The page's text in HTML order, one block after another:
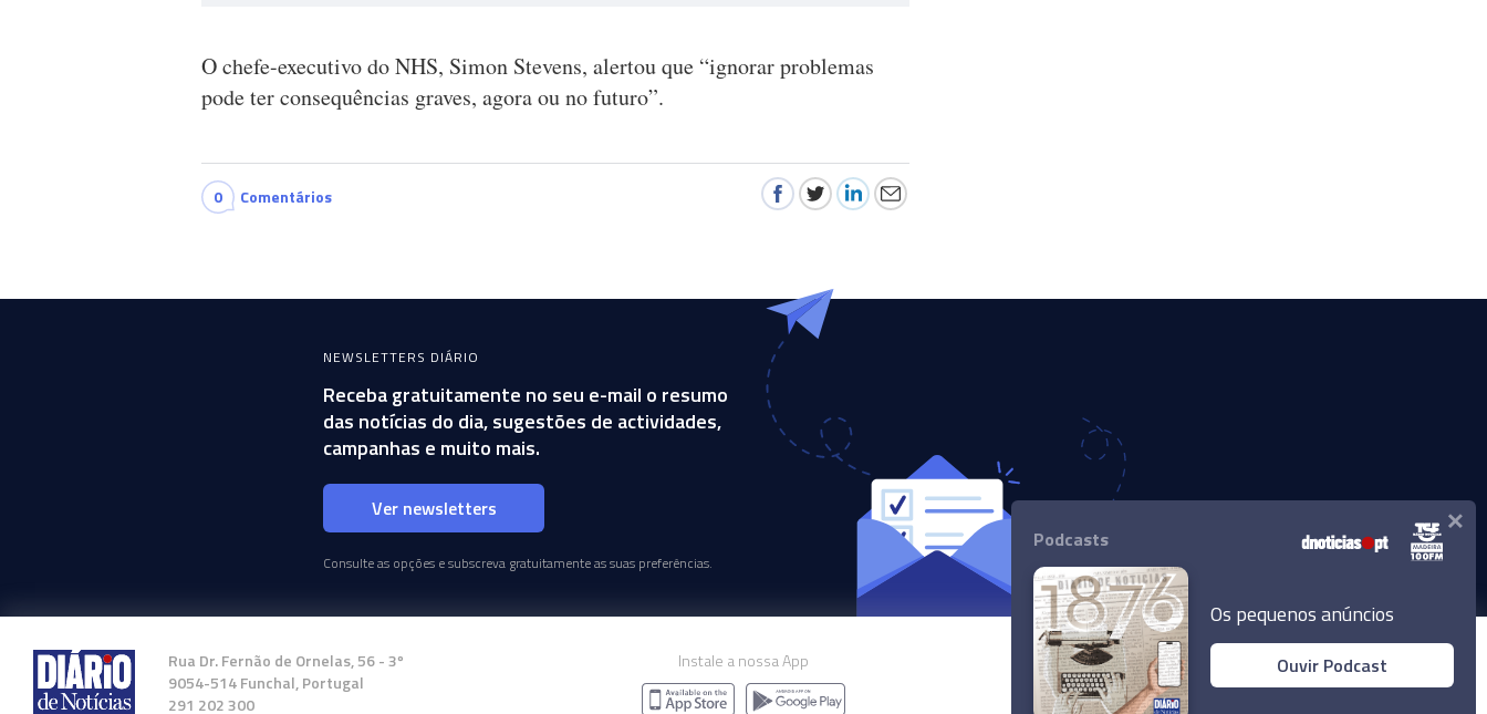
O chefe-executivo do NHS, Simon Stevens, alertou que “ignorar problemas
pode ter consequências graves, agora ou no futuro”.
0 Comentários
NEWSLETTERS DIÁRIO
Receba gratuitamente no seu e-mail o resumo
das notícias do dia, sugestões de actividades,
campanhas e muito mais.
Ver newsletters
Consulte as opções e subscreva gratuitamente as suas preferências.
Rua Dr. Fernão de Ornelas, 56 - 3º
9054-514 Funchal, Portugal
291 202 300
Instale a nossa App
© 2024 Empresa Diário de Notícias, Lda.
Podcasts
Os pequenos anúncios
Ouvir Podcast
×